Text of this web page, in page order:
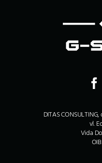
DITAS
vl.
Vida